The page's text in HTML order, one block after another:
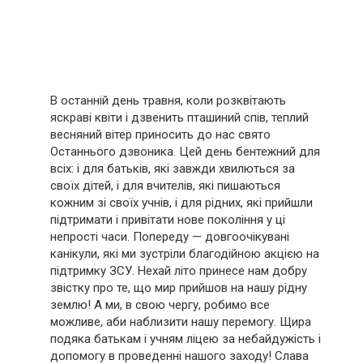
В останній день травня, коли розквітають
яскраві квіти і дзвенить пташиний спів, теплий
весняний вітер приносить до нас свято
Останнього дзвоника. Цей день бентежний для
всіх: і для батьків, які завжди хвилються за
своїх дітей, і для вчителів, які пишаються
кожним зі своїх учнів, і для рідних, які прийшли
підтримати і привітати нове покоління у ці
непрості часи. Попереду — довгоочікувані
канікули, які ми зустріли благодійною акцією на
підтримку ЗСУ. Нехай літо принесе нам добру
звістку про те, що мир прийшов на нашу рідну
землю! А ми, в свою чергу, робимо все
можливе, аби наблизити нашу перемогу. Щира
подяка батькам і учням ліцею за небайдужість і
допомогу в проведенні нашого заходу! Слава